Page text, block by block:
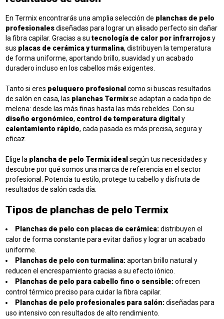
En Termix encontrarás una amplia selección de planchas de pelo
profesionalesdiseñadas para lograr un alisado perfecto sin dañar
la fibra capilar. Gracias a sutecnología de calor por infrarrojosy
sus placas de cerámica y turmalina, distribuyen la temperatura
de forma uniforme, aportando brillo, suavidad y un acabado
duradero incluso en los cabellos más exigentes.
Tanto si eres peluquero profesional como si buscas resultados
de salón en casa, las planchas Termixse adaptan a cada tipo de
melena: desde las más finas hasta las más rebeldes. Con su
diseño ergonómico, control de temperatura digital y
calentamiento rápido, cada pasada es más precisa, segura y
eficaz.
Elige la plancha de pelo Termix ideal según tus necesidades y
descubre por qué somos una marca de referencia en el sector
profesional. Potencia tu estilo, protege tu cabello y disfruta de
resultados de salón cada día.
Tipos de planchas de pelo Termix
Planchas de pelo con placas de cerámica:distribuyen el
calor de forma constante para evitar daños y lograr un acabado
uniforme.
Planchas de pelo con turmalina:aportan brillo natural y
reducen el encrespamiento gracias a su efecto iónico.
Planchas de pelo para cabello fino o sensible:ofrecen
control térmico preciso para cuidar la fibra capilar.
Planchas de pelo profesionales para salón:diseñadas para
uso intensivo con resultados de alto rendimiento.